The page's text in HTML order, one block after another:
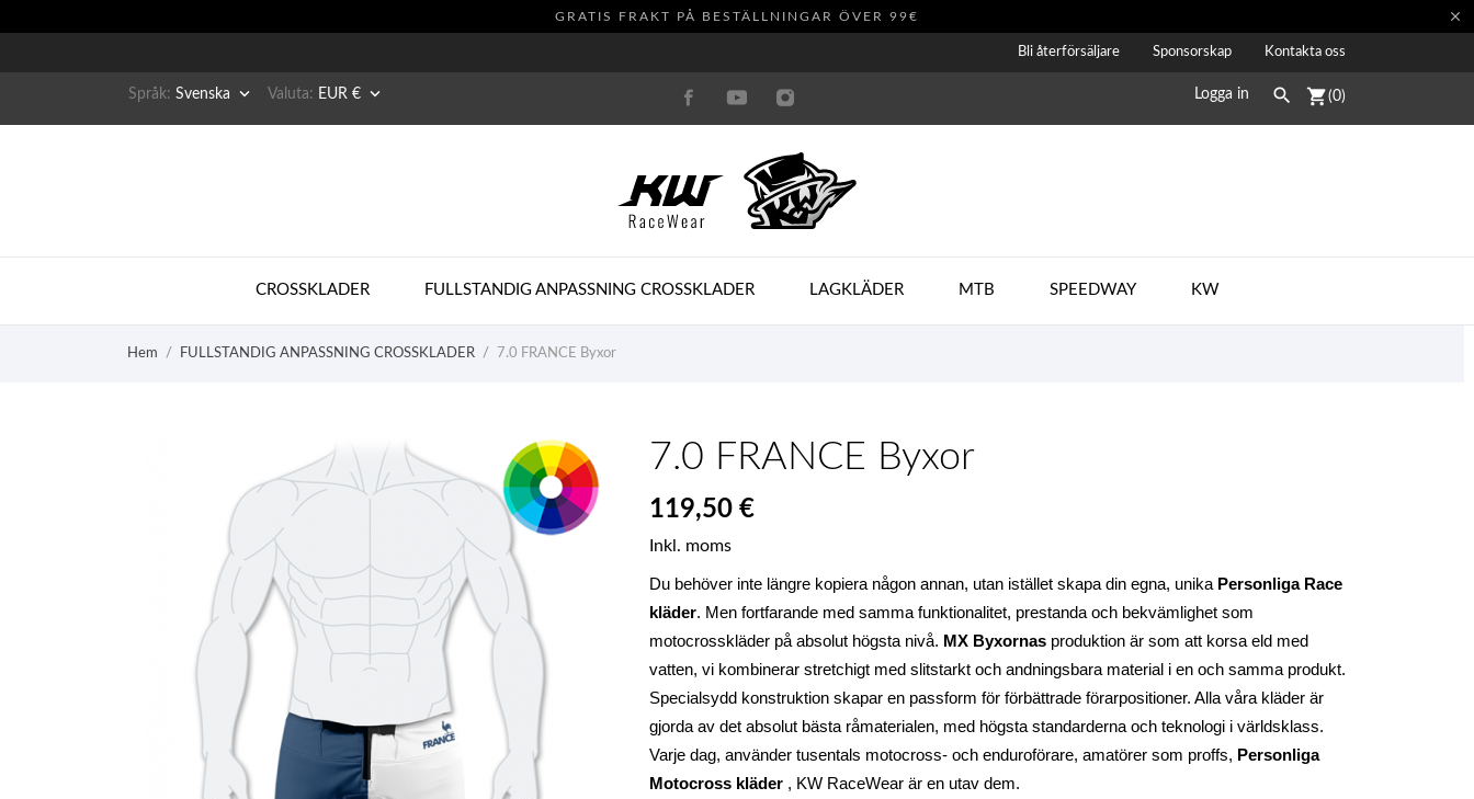
GRATIS FRAKT PÅ BESTÄLLNINGAR ÖVER 99€ 
Bli återförsäljare Sponsorskap Kontakta oss
Språk: Svenska  Valuta: EUR €  Logga in  shopping_cart(0)
CROSSKLADER FULLSTANDIG ANPASSNING CROSSKLADER LAGKLÄDER MTB SPEEDWAY KW
Hem FULLSTANDIG ANPASSNING CROSSKLADER 7.0 FRANCE Byxor
7.0 FRANCE Byxor
119,50 €
Inkl. moms
Du behöver inte längre kopiera någon annan, utan istället skapa din egna, unika Personliga Race
kläder. Men fortfarande med samma funktionalitet, prestanda och bekvämlighet som
motocrosskläder på absolut högsta nivå. MX Byxornas produktion är som att korsa eld med
vatten, vi kombinerar stretchigt med slitstarkt och andningsbara material i en och samma produkt.
Specialsydd konstruktion skapar en passform för förbättrade förarpositioner. Alla våra kläder är
gjorda av det absolut bästa råmaterialen, med högsta standarderna och teknologi i världsklass.
Varje dag, använder tusentals motocross- och enduroförare, amatörer som proffs, Personliga
Motocross kläder , KW RaceWear är en utav dem.